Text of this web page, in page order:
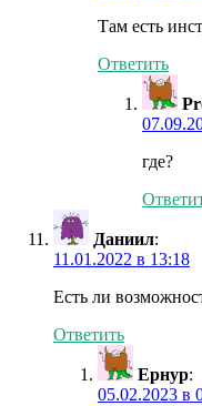
Там есть
Ответить
где?
Даниил:
11.01.2022 в 13:18
Есть ли
Ответить
Ернур:
05.02.2023 в